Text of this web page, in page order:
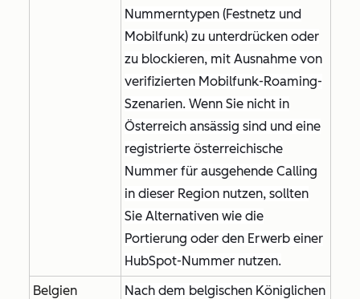
Nummerntypen (Festnetz und
Mobilfunk) zu unterdrücken oder
zu blockieren, mit Ausnahme von
verifizierten Mobilfunk-Roaming-
Szenarien. Wenn Sie nicht in
Österreich ansässig sind und eine
registrierte österreichische
Nummer für ausgehende Calling
in dieser Region nutzen, sollten
Sie Alternativen wie die
Portierung oder den Erwerb einer
HubSpot-Nummer nutzen.
Belgien
Nach dem belgischen Königlichen